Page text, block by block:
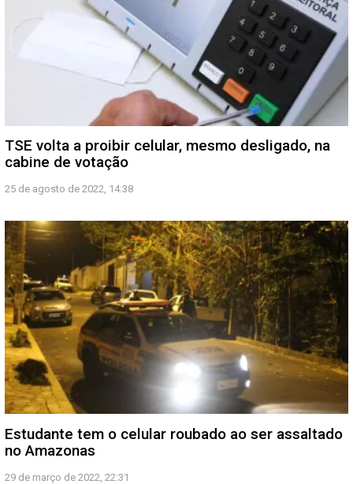
TSE volta a proibir celular, mesmo desligado, na
cabine de votação
25 de agosto de 2022, 14:38
Estudante tem o celular roubado ao ser assaltado
no Amazonas
29 de março de 2022, 22:31